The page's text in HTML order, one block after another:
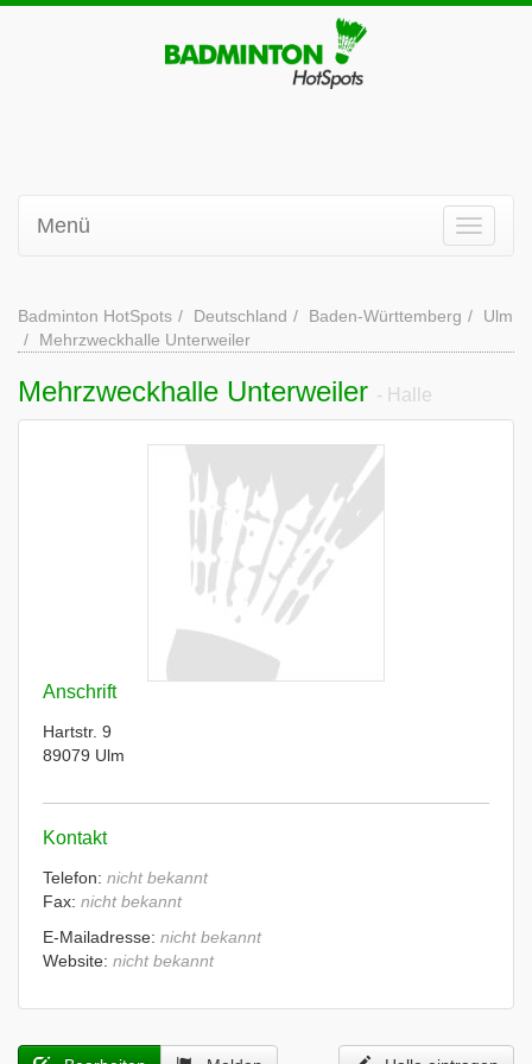
Menü
Badminton HotSpots Deutschland Baden-Württemberg
Ulm
Mehrzweckhalle Unterweiler
Mehrzweckhalle Unterweiler - Halle
Anschrift
Hartstr. 9
89079 Ulm
Kontakt
Telefon: nicht bekannt
Fax: nicht bekannt
E-Mailadresse: nicht bekannt
Website: nicht bekannt